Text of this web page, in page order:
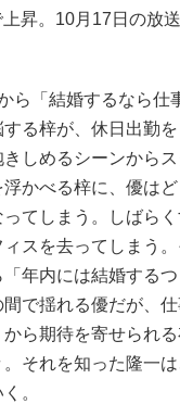
昇。10月17日の放
ら「結婚するなら仕
る梓が、休日出勤
しめるシーンから
浮かべる梓に、優は
てしまう。しばら
スを去ってしまう
年内には結婚する
で揺れる優だが、仕
ら期待を寄せられ
それを知った隆一
。